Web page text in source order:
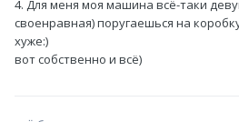
4. Для меня моя машина всё-таки
своенравная) поругаешься на
хуже:)
вот собственно и всё)